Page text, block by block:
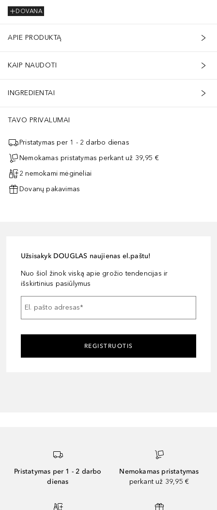
DOVANA
APIE PRODUKTĄ
KAIP NAUDOTI
INGREDIENTAI
TAVO PRIVALUMAI
Pristatymas per 1 - 2 darbo dienas
Nemokamas pristatymas perkant už 39,95 €
2 nemokami mėginėliai
Dovanų pakavimas
Užsisakyk DOUGLAS naujienas el.paštu!
Nuo šiol žinok viską apie grožio tendencijas ir
išskirtinius pasiūlymus
El. pašto adresas*
REGISTRUOTIS
Pristatymas per 1 - 2 darbo
dienas
Nemokamas pristatymas
perkant už 39,95 €